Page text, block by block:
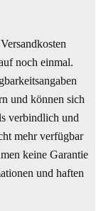
noch einmal.
und können sich
verbindlich und
mehr verfügbar
keine Garantie
und haften